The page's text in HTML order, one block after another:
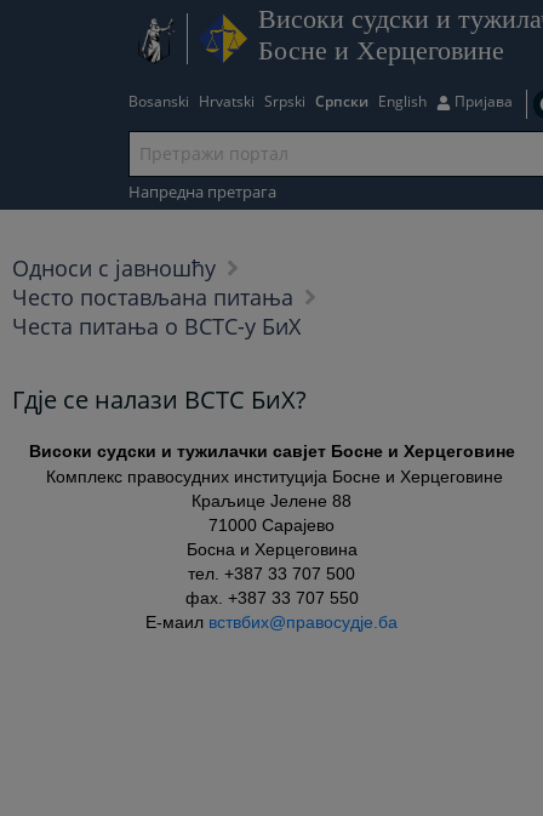
Високи судски и
Босне и Херцеговине
Bosanski Hrvatski Srpski Српски English Пријава
Напредна претрага
Односи с јавношћу
Често постављана питања
Честа питања о ВСТС-у БиХ
Гдје се налази ВСТС БиХ?
Високи судски и тужилачки савјет Босне и Херцеговине
Комплекс правосудних институција Босне и Херцеговине
Краљице Јелене 88
71000 Сарајево
Босна и Херцеговина
тел. +387 33 707 500
фаx. +387 33 707 550
Е-маил вствбих@правосудје.ба